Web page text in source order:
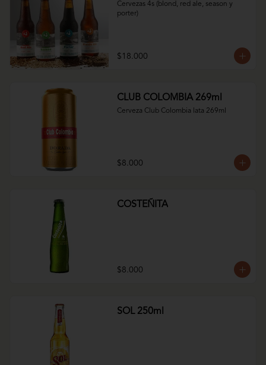
Cervezas 4s (blond, red ale, season y
porter)
$18.000
CLUB COLOMBIA 269ml
Cerveza Club Colombia lata 269ml
$8.000
COSTEÑITA
$8.000
SOL 250ml